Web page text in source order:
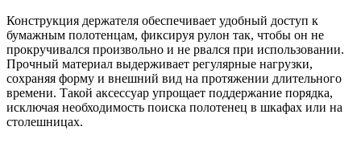
Конструкция держателя обеспечивает удобный доступ к
бумажным полотенцам, фиксируя рулон так, чтобы он не
прокручивался произвольно и не рвался при использовании.
Прочный материал выдерживает регулярные нагрузки,
сохраняя форму и внешний вид на протяжении длительного
времени. Такой аксессуар упрощает поддержание порядка,
исключая необходимость поиска полотенец в шкафах или на
столешницах.